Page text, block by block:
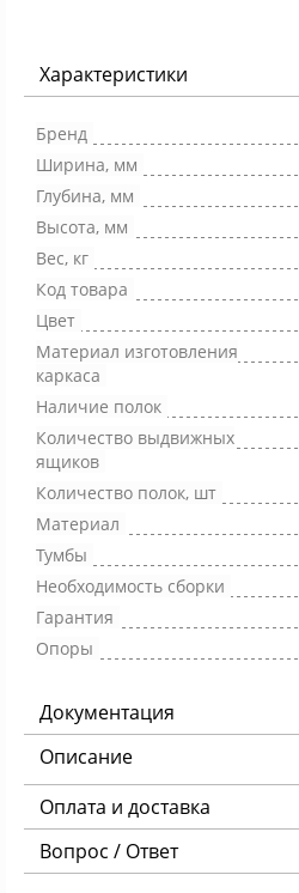
Характеристики
Бренд
Ширина, мм
Глубина, мм
Высота, мм
Вес, кг
Код товара
Цвет
Материал изготовления
каркаса
Наличие полок
Количество выдвижных
ящиков
Количество полок, шт
Материал
Тумбы
Необходимость сборки
Гарантия
Опоры
Документация
Описание
Оплата и доставка
Вопрос / Ответ